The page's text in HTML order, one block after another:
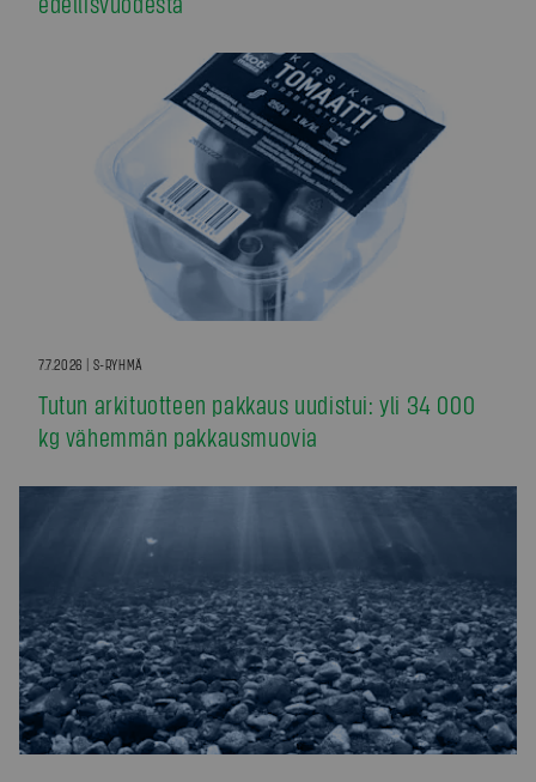
7.7.2026 | S-RYHMÄ
Tutun arkituotteen pakkaus uudistui: yli 34 000
kg vähemmän pakkausmuovia